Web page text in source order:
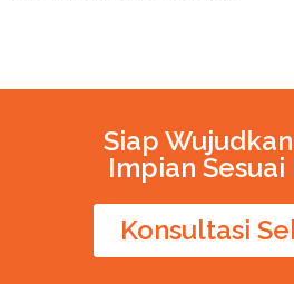
Siap
Impian Sesuai
Konsultasi